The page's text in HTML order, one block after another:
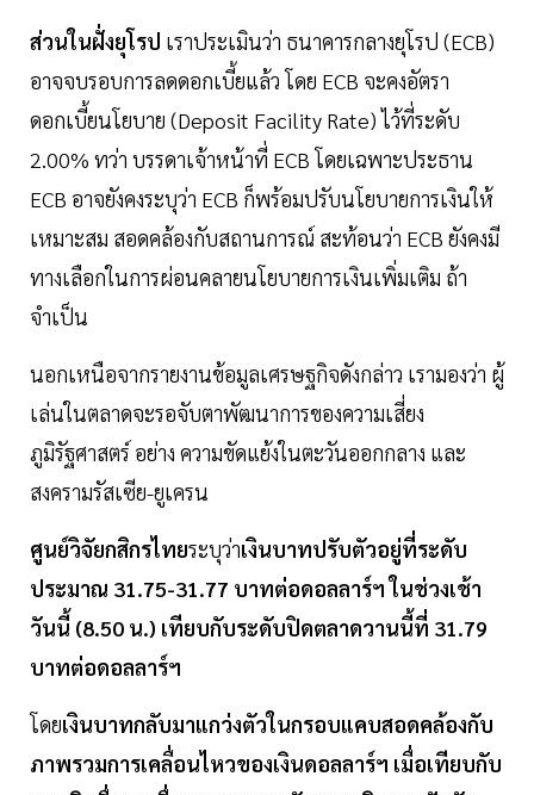
ส่วนในฝั่งยุโรป เราประเมินว่า ธนาคารกลางยุโรป (ECB)
อาจจบรอบการลดดอกเบี้ยแล้ว โดย ECB จะคงอัตรา
ดอกเบี้ยนโยบาย (Deposit Facility Rate) ไว้ที่ระดับ
2.00% ทว่า บรรดาเจ้าหน้าที่ ECB โดยเฉพาะประธาน
ECB อาจยังคงระบุว่า ECB ก็พร้อมปรับนโยบายการเงินให้
เหมาะสม สอดคล้องกับสถานการณ์ สะท้อนว่า ECB ยังคงมี
ทางเลือกในการผ่อนคลายนโยบายการเงินเพิ่มเติม ถ้า
จำเป็น
นอกเหนือจากรายงานข้อมูลเศรษฐกิจดังกล่าว เรามองว่า ผู้
เล่นในตลาดจะรอจับตาพัฒนาการของความเสี่ยง
ภูมิรัฐศาสตร์ อย่าง ความขัดแย้งในตะวันออกกลาง และ
สงครามรัสเซีย-ยูเครน
ศูนย์วิจัยกสิกรไทยระบุว่าเงินบาทปรับตัวอยู่ที่ระดับ
ประมาณ 31.75-31.77 บาทต่อดอลลาร์ฯ ในช่วงเช้า
วันนี้ (8.50 น.) เทียบกับระดับปิดตลาดวานนี้ที่ 31.79
บาทต่อดอลลาร์ฯ
โดยเงินบาทกลับมาแกว่งตัวในกรอบแคบสอดคล้องกับ
ภาพรวมการเคลื่อนไหวของเงินดอลลาร์ฯ เมื่อเทียบกับ